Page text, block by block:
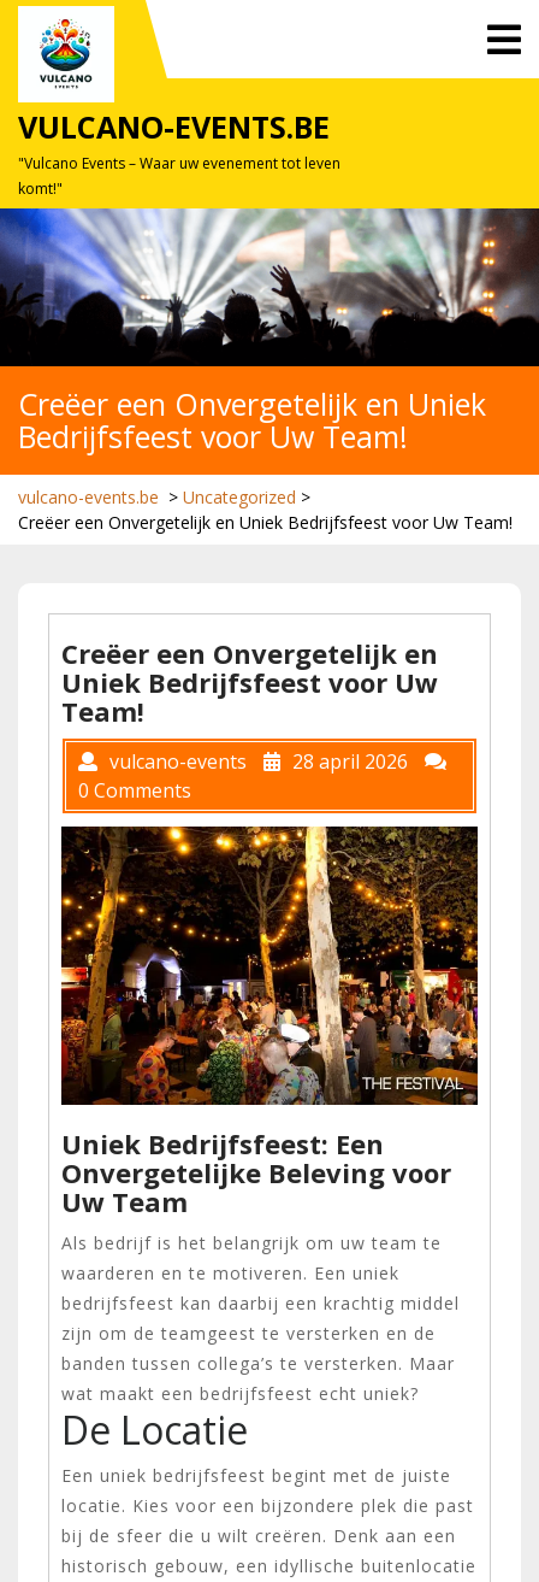
Skip
content
VULCANO-EVENTS.BE
"Vulcano Events – Waar uw evenement tot leven
komt!"
Creëer een Onvergetelijk en Uniek
Bedrijfsfeest voor Uw Team!
vulcano-events.be > Uncategorized >
Creëer een Onvergetelijk en Uniek Bedrijfsfeest voor Uw Team!
Creëer een Onvergetelijk en
Uniek Bedrijfsfeest voor Uw
Team!
vulcano-events
28 april 2026
0 Comments
Uniek Bedrijfsfeest: Een
Onvergetelijke Beleving voor
Uw Team
Als bedrijf is het belangrijk om uw team te
waarderen en te motiveren. Een uniek
bedrijfsfeest kan daarbij een krachtig middel
zijn om de teamgeest te versterken en de
banden tussen collega’s te versterken. Maar
wat maakt een bedrijfsfeest echt uniek?
De Locatie
Een uniek bedrijfsfeest begint met de juiste
locatie. Kies voor een bijzondere plek die past
bij de sfeer die u wilt creëren. Denk aan een
historisch gebouw, een idyllische buitenlocatie